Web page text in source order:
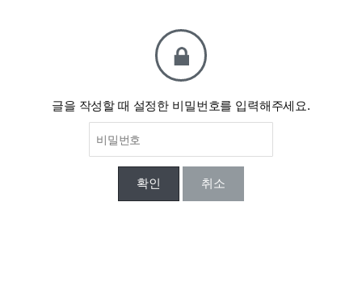
글을 작성할 때 설정한 비밀번호를 입력해주세요.
확인 취소